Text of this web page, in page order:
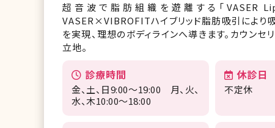
超音波で脂肪組織を遊離する「VASER
VASER×VIBROFITハイブリッド脂肪吸引により
を実現、理想のボディラインへ導きます。カウン
立地。
診療時間
金、土、日9:00〜19:00 月、火、
水、木10:00〜18:00
休診日
不定休